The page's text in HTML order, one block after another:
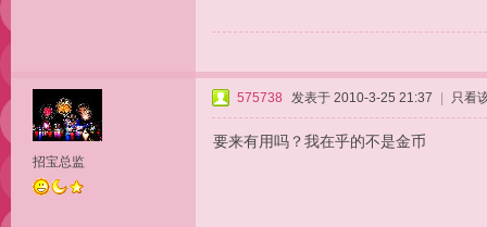
招宝总监
575738 发表于 2010-3-25 21:37 只看
要来有用吗？我在乎的不是金币